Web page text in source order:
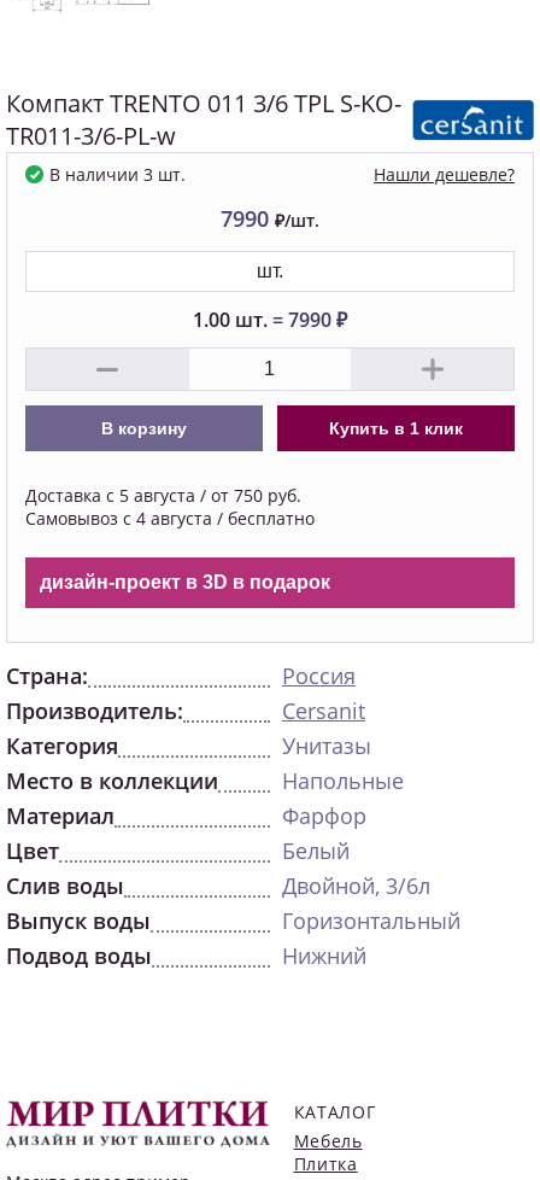
Компакт TRENTO 011 3/6 TPL S-KO-
TR011-3/6-PL-w
Страна:
Россия
Производитель:
Cersanit
Категория
Унитазы
Место в коллекции
Напольные
Материал
Фарфор
Цвет
Белый
Слив воды
Двойной, 3/6л
Выпуск воды
Горизонтальный
Подвод воды
Нижний
В наличии 3 шт. Нашли дешевле?
7990 ₽/шт.
шт.
1.00 шт.=7990₽
В корзину Купить в 1 клик
Доставка с 5 августа / от 750 руб.
Самовывоз с 4 августа / бесплатно
дизайн-проект в 3D в подарок
КАТАЛОГ
Мебель
Плитка